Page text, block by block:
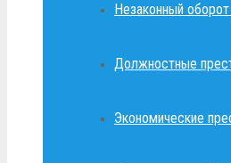
Незаконный оборот
Должностные
Экономические